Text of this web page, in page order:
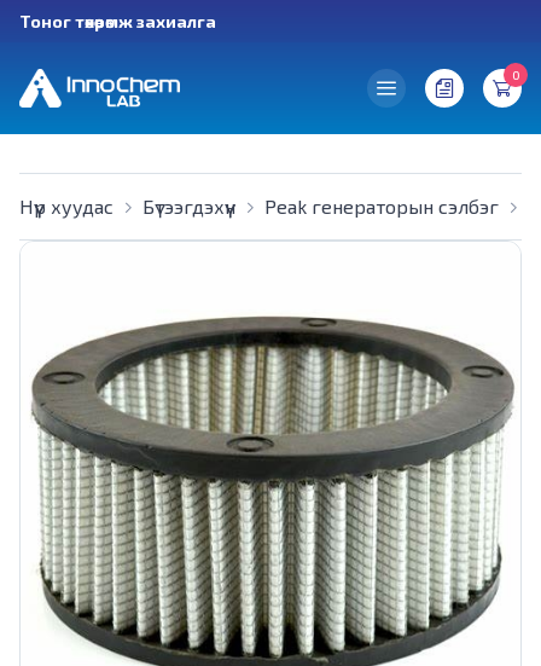
Тоног төхөөрөмж захиалга
0
Нүүр хуудас Бүтээгдэхүүн Peak генераторын сэлбэг